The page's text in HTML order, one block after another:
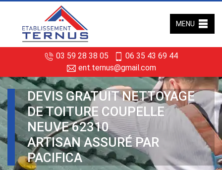
03 59 28 38 05
06 35 43 69 44
ent.ternus@gmail.com
MENU
DEVIS GRATUIT NETTOYAGE
DE TOITURE COUPELLE
NEUVE 62310
ARTISAN ASSURÉ PAR
PACIFICA